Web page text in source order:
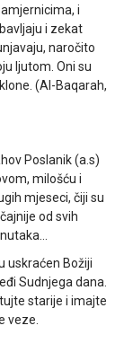
i
i zekat
naročito
ljutom. Oni su
(Al-Baqarah,
Poslanik (a.s)
milošću i
mjeseci, čiji su
od svih
uskraćen Božiji
Sudnjega dana.
starije i imajte
veze.